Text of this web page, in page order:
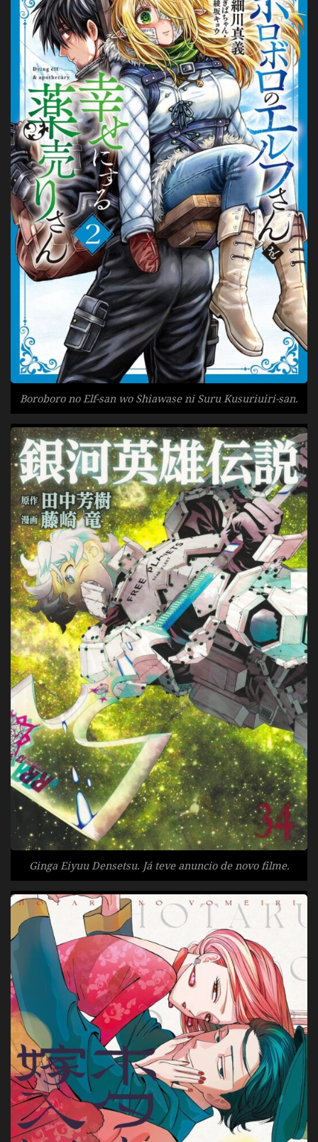
Boroboro no Elf-san wo Shiawase ni Suru Kusuriuiri-san.
Ginga Eiyuu Densetsu. Já teve anuncio de novo filme.